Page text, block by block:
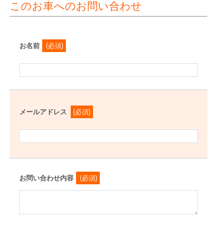
このお車へのお問い合わせ
お名前 (必須)
メールアドレス (必須)
お問い合わせ内容 (必須)